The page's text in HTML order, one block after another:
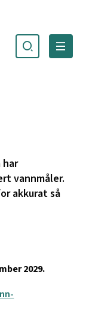
Søk Meny
har
vannmåler.
akkurat så
2029.